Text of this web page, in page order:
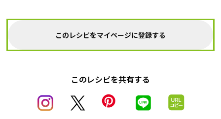
このレシピをマイページに登録する
このレシピを共有する